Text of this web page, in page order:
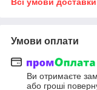
Умови оплати
Ви отримаєте
або гроші